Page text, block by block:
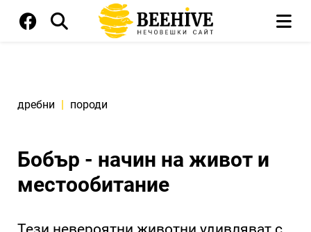
дребни | породи
Бобър - начин на живот и
местообитание